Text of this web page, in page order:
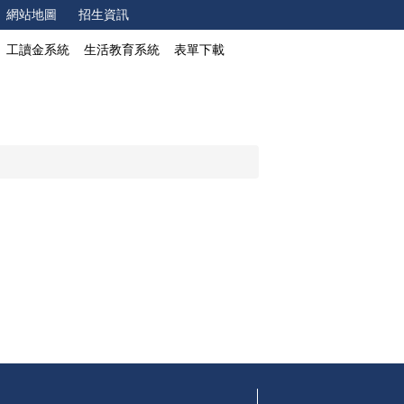
網站地圖 招生資訊
工讀金系統 生活教育系統 表單下載